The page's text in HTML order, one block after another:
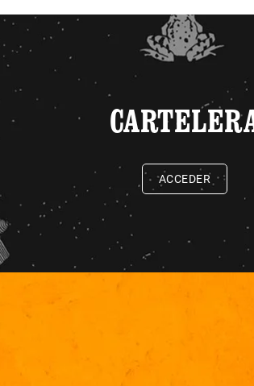
ACCEDER